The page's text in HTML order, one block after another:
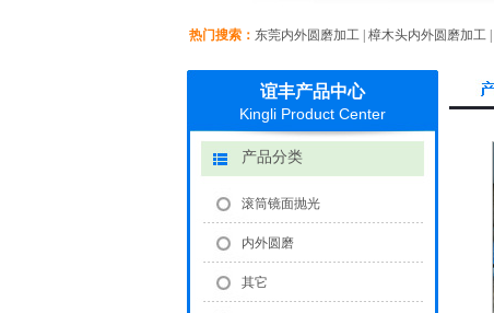
热门搜索： 东莞内外圆磨加工 樟木头内外圆磨加工
谊丰产品中心
Kingli Product Center
产品分类
滚筒镜面抛光
内外圆磨
其它